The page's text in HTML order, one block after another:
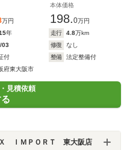
万円
本体価格
198.0万円
年 走行 4.8万km
03 修復
なし
付 整備
法定整備付
府東大阪市
見積依頼
Ｘ ＩＭＰＯＲＴ 東大阪店